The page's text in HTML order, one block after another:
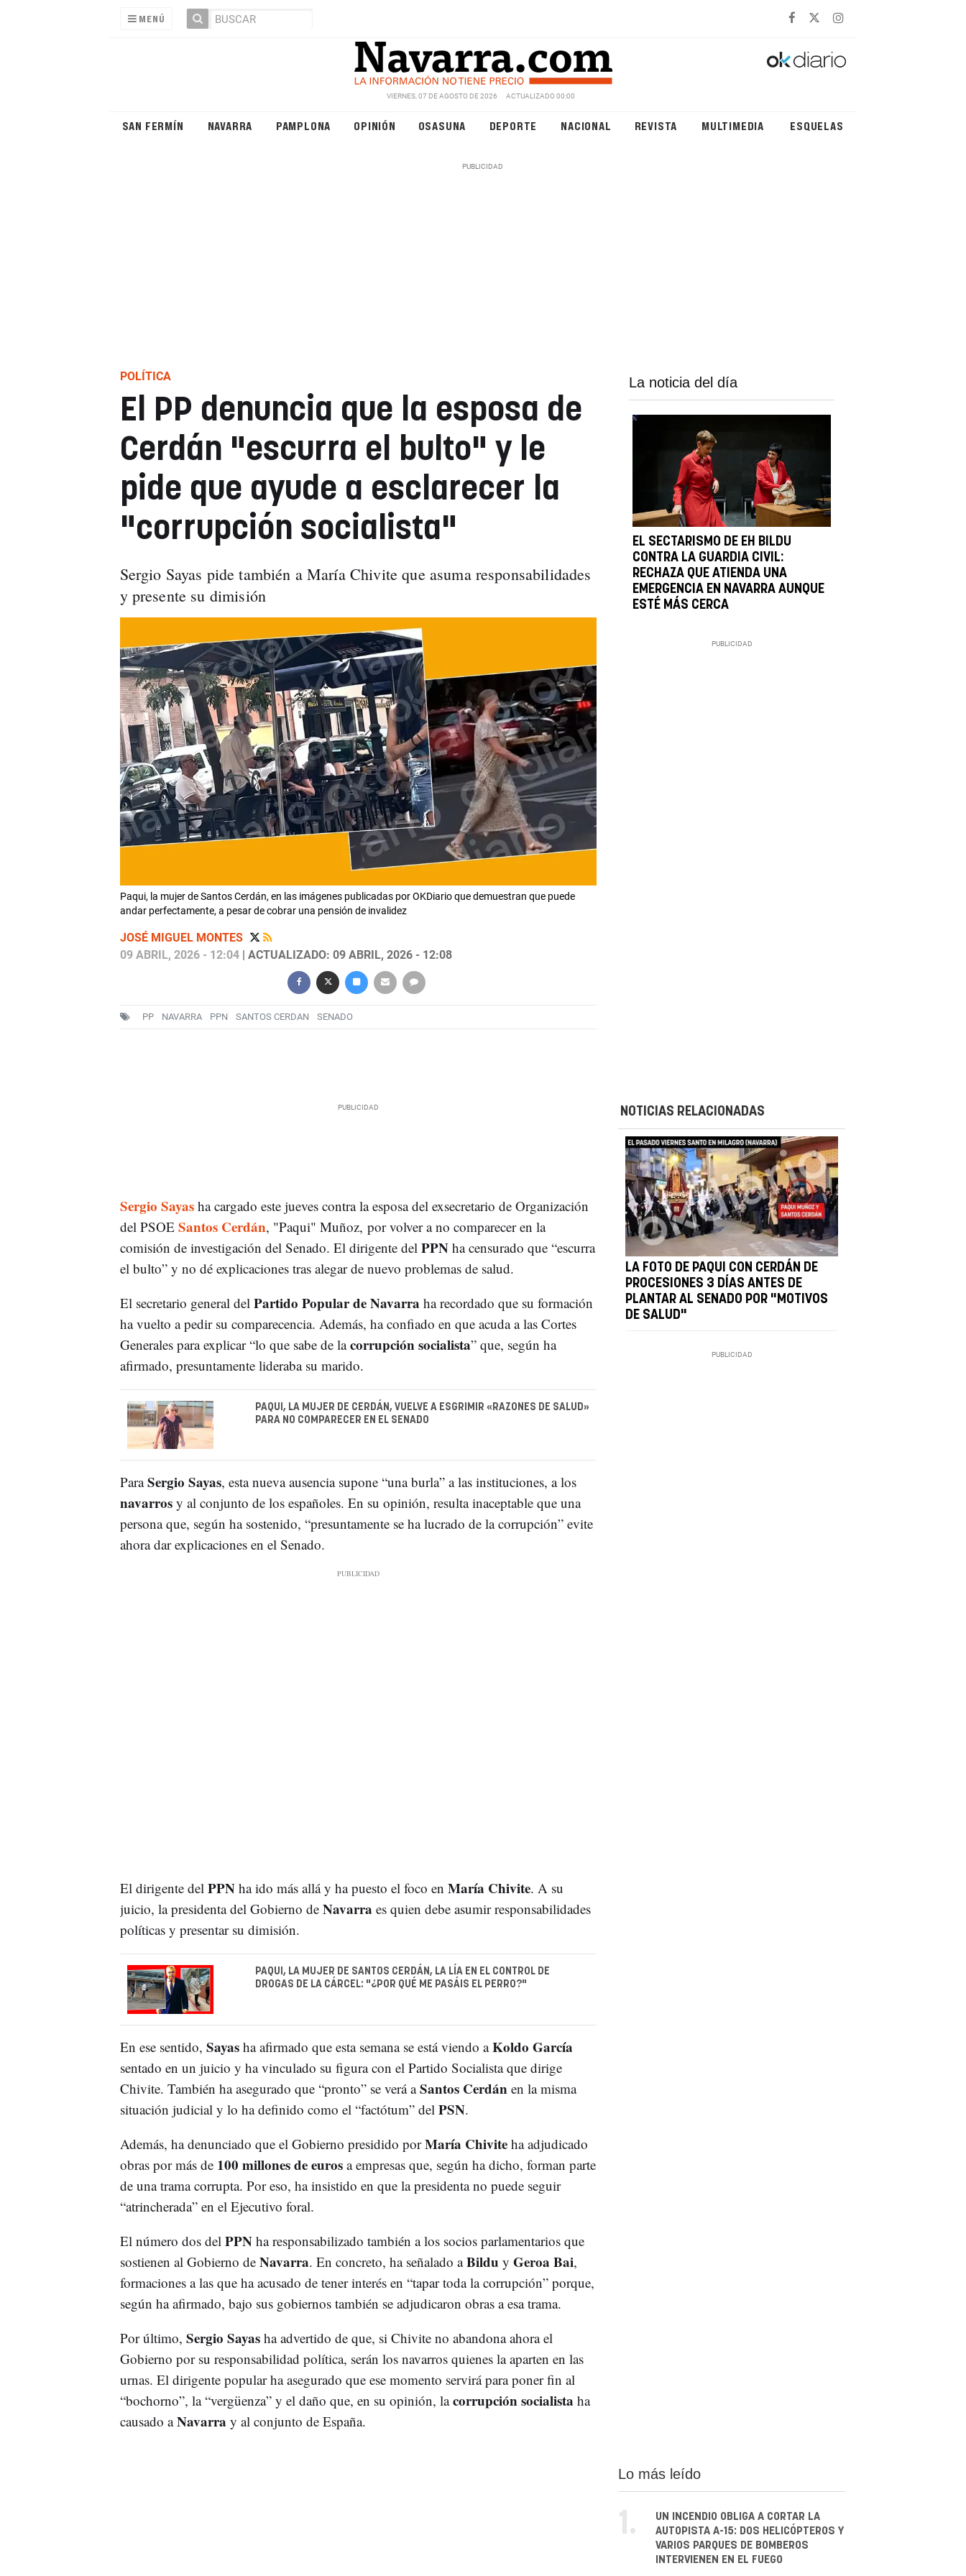
MENÚ
VIERNES, 07 DE AGOSTO DE 2026 ACTUALIZADO 00:00
SAN FERMÍN NAVARRA PAMPLONA OPINIÓN OSASUNA DEPORTE NACIONAL REVISTA MULTIMEDIA ESQUELAS
POLÍTICA
El PP denuncia que la esposa de
Cerdán "escurra el bulto" y le
pide que ayude a esclarecer la
"corrupción socialista"
Sergio Sayas pide también a María Chivite que asuma responsabilidades
y presente su dimisión
Paqui, la mujer de Santos Cerdán, en las imágenes publicadas por OKDiario que demuestran que puede
andar perfectamente, a pesar de cobrar una pensión de invalidez
JOSÉ MIGUEL MONTES
09 ABRIL, 2026 - 12:04| ACTUALIZADO: 09 ABRIL, 2026 - 12:08
PP NAVARRA PPN SANTOS CERDAN SENADO
La noticia del día
EL SECTARISMO DE EH BILDU
CONTRA LA GUARDIA CIVIL:
RECHAZA QUE ATIENDA UNA
EMERGENCIA EN NAVARRA AUNQUE
ESTÉ MÁS CERCA
Sergio Sayasha cargado este jueves contra la esposa del exsecretario de Organización
del PSOE Santos Cerdán, "Paqui" Muñoz, por volver a no comparecer en la
comisión de investigación del Senado. El dirigente del PPNha censurado que “escurra
el bulto” y no dé explicaciones tras alegar de nuevo problemas de salud.
El secretario general del Partido Popular de Navarra ha recordado que su formación
ha vuelto a pedir su comparecencia. Además, ha confiado en que acuda a las Cortes
Generales para explicar “lo que sabe de lacorrupción socialista” que, según ha
afirmado, presuntamente lideraba su marido.
PAQUI, LA MUJER DE CERDÁN, VUELVE A ESGRIMIR «RAZONES DE SALUD»
PARA NO COMPARECER EN EL SENADO
ParaSergio Sayas, esta nueva ausencia supone “una burla” a las instituciones, a los
navarrosy al conjunto de los españoles. En su opinión, resulta inaceptable que una
persona que, según ha sostenido, “presuntamente se ha lucrado de la corrupción” evite
ahora dar explicaciones en el Senado.
El dirigente del PPNha ido más allá y ha puesto el foco en María Chivite. A su
juicio, la presidenta del Gobierno de Navarra es quien debe asumir responsabilidades
políticas y presentar su dimisión.
PAQUI, LA MUJER DE SANTOS CERDÁN, LA LÍA EN EL CONTROL DE
DROGAS DE LA CÁRCEL: "¿POR QUÉ ME PASÁIS EL PERRO?"
En ese sentido, Sayasha afirmado que esta semana se está viendo aKoldo García
sentado en un juicio y ha vinculado su figura con el Partido Socialista que dirige
Chivite. También ha asegurado que “pronto” se verá aSantos Cerdán en la misma
situación judicial y lo ha definido como el “factótum” del PSN.
Además, ha denunciado que el Gobierno presidido porMaría Chiviteha adjudicado
obras por más de 100 millones de eurosa empresas que, según ha dicho, forman parte
de una trama corrupta. Por eso, ha insistido en que la presidenta no puede seguir
“atrincherada” en el Ejecutivo foral.
El número dos del PPNha responsabilizado también a los socios parlamentarios que
sostienen al Gobierno de Navarra. En concreto, ha señalado aBildu y Geroa Bai,
formaciones a las que ha acusado de tener interés en “tapar toda la corrupción” porque,
según ha afirmado, bajo sus gobiernos también se adjudicaron obras a esa trama.
Por último, Sergio Sayasha advertido de que, si Chivite no abandona ahora el
Gobierno por su responsabilidad política, serán los navarros quienes la aparten en las
urnas. El dirigente popular ha asegurado que ese momento servirá para poner fin al
“bochorno”, la “vergüenza” y el daño que, en su opinión, lacorrupción socialista ha
causado aNavarra y al conjunto de España.
NOTICIAS RELACIONADAS
LA FOTO DE PAQUI CON CERDÁN DE
PROCESIONES 3 DÍAS ANTES DE
PLANTAR AL SENADO POR "MOTIVOS
DE SALUD"
Lo más leído
1.
UN INCENDIO OBLIGA A CORTAR LA
AUTOPISTA A-15: DOS HELICÓPTEROS Y
VARIOS PARQUES DE BOMBEROS
INTERVIENEN EN EL FUEGO